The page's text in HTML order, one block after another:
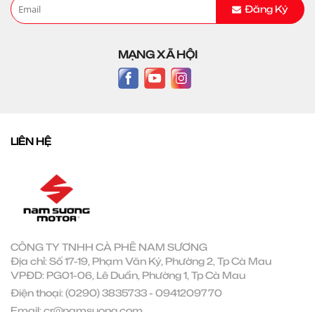
Đăng Ký
MẠNG XÃ HỘI
LIÊN HỆ
CÔNG TY TNHH CÀ PHÊ NAM SƯƠNG
Địa chỉ: Số 17-19, Phạm Văn Ký, Phường 2, Tp Cà Mau
VPĐD: PG01-06, Lê Duẩn, Phường 1, Tp Cà Mau
Điện thoại: (0290) 3835733- 0941209770